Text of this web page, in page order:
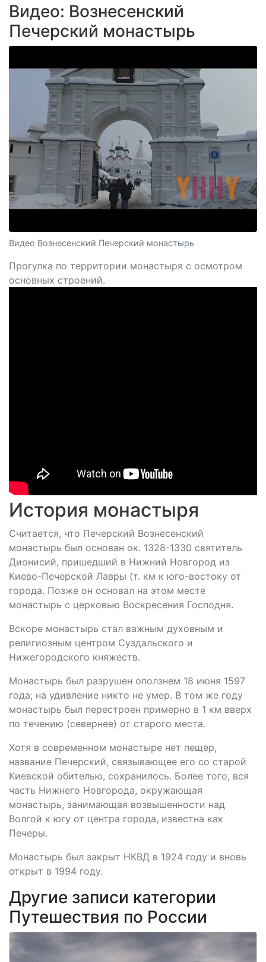
Видео: Вознесенский
Печерский монастырь
Видео Вознесенский Печерский монастырь
Прогулка по территории монастыря с осмотром
основных строений.
История монастыря
Считается, что Печерский Вознесенский
монастырь был основан ок. 1328-1330 святитель
Дионисий, пришедший в Нижний Новгород из
Киево-Печерской Лавры (т. км к юго-востоку от
города. Позже он основал на этом месте
монастырь с церковью Воскресения Господня.
Вскоре монастырь стал важным духовным и
религиозным центром Суздальского и
Нижегородского княжеств.
Монастырь был разрушен оползнем 18 июня 1597
года; на удивление никто не умер. В том же году
монастырь был перестроен примерно в 1 км вверх
по течению (севернее) от старого места.
Хотя в современном монастыре нет пещер,
название Печерский, связывающее его со старой
Киевской обителью, сохранилось. Более того, вся
часть Нижнего Новгорода, окружающая
монастырь, занимающая возвышенности над
Волгой к югу от центра города, известна как
Печеры.
Монастырь был закрыт НКВД в 1924 году и вновь
открыт в 1994 году.
Другие записи категории
Путешествия по России